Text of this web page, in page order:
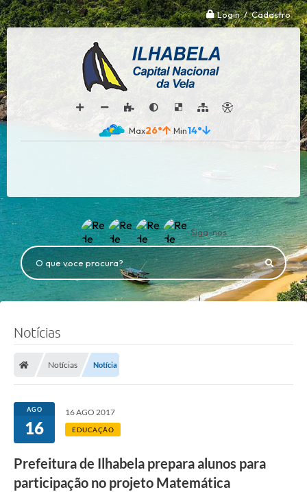
Login / Cadastro
26° 14°
Siga-nos
O que voce procura?
Notícias
Notícias Notícia
AGO
16
16 AGO 2017
EDUCAÇÃO
Prefeitura de Ilhabela prepara alunos para
participação no projeto Matemática